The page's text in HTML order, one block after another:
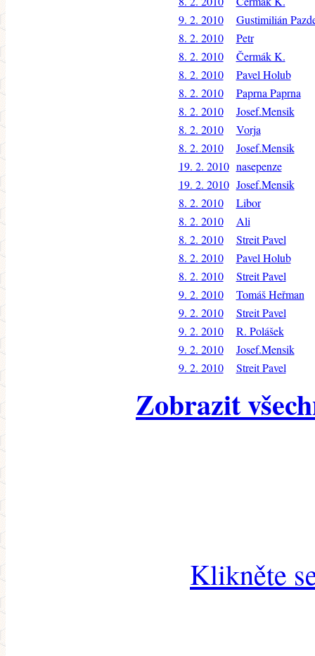
9. 2. 2010
Gustimilián
8. 2. 2010
Petr
8. 2. 2010
Čermák K.
8. 2. 2010
Pavel Holub
8. 2. 2010
Paprna Paprna
8. 2. 2010
Josef.Mensik
8. 2. 2010
Vorja
8. 2. 2010
Josef.Mensik
19. 2. 2010 nasepenze
19. 2. 2010 Josef.Mensik
8. 2. 2010
Libor
8. 2. 2010
Ali
8. 2. 2010
Streit Pavel
8. 2. 2010
Pavel Holub
8. 2. 2010
Streit Pavel
9. 2. 2010
Tomáš Heřman
9. 2. 2010
Streit Pavel
9. 2. 2010
R. Polášek
9. 2. 2010
Josef.Mensik
9. 2. 2010
Streit Pavel
Zobrazit
Klikněte